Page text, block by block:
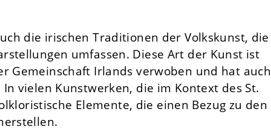
die irischen Traditionen der Volkskunst, die
umfassen. Diese Art der Kunst ist
Gemeinschaft Irlands verwoben und hat auch
vielen Kunstwerken, die im Kontext des St.
Elemente, die einen Bezug zu den